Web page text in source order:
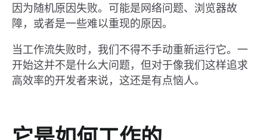
因为随机原因失败。可能是网络问题、浏览器故
障，或者是一些难以重现的原因。
当工作流失败时，我们不得不手动重新运行它。一
开始这并不是什么大问题，但对于像我们这样追求
高效率的开发者来说，这还是有点恼人。